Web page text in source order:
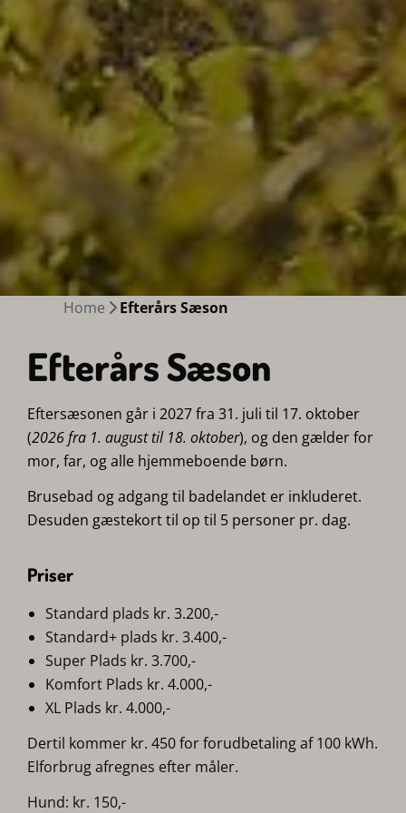
Home Efterårs Sæson
Efterårs Sæson
Eftersæsonen går i 2027 fra 31. juli til 17. oktober
(2026 fra 1. august til 18. oktober), og den gælder for
mor, far, og alle hjemmeboende børn.
Brusebad og adgang til badelandet er inkluderet.
Desuden gæstekort til op til 5 personer pr. dag.
Priser
Standard plads kr. 3.200,-
Standard+ plads kr. 3.400,-
Super Plads kr. 3.700,-
Komfort Plads kr. 4.000,-
XL Plads kr. 4.000,-
Dertil kommer kr. 450 for forudbetaling af 100 kWh.
Elforbrug afregnes efter måler.
Hund: kr. 150,-